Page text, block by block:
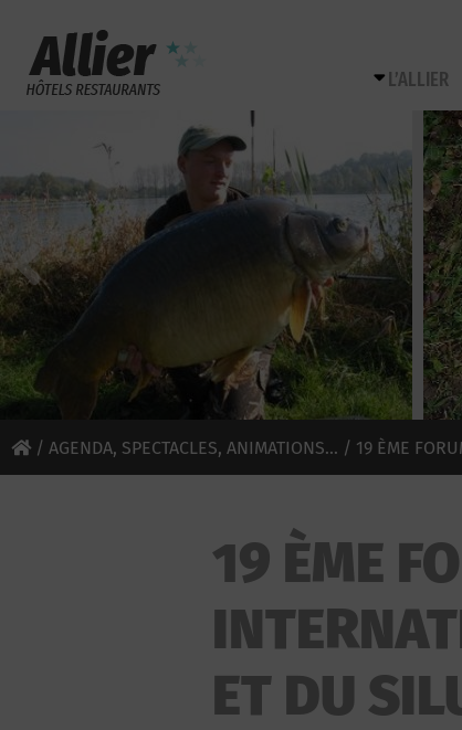
L’ALLIER
/ AGENDA, SPECTACLES, ANIMATIONS... / 19 ÈME
19 ÈME
ET DU